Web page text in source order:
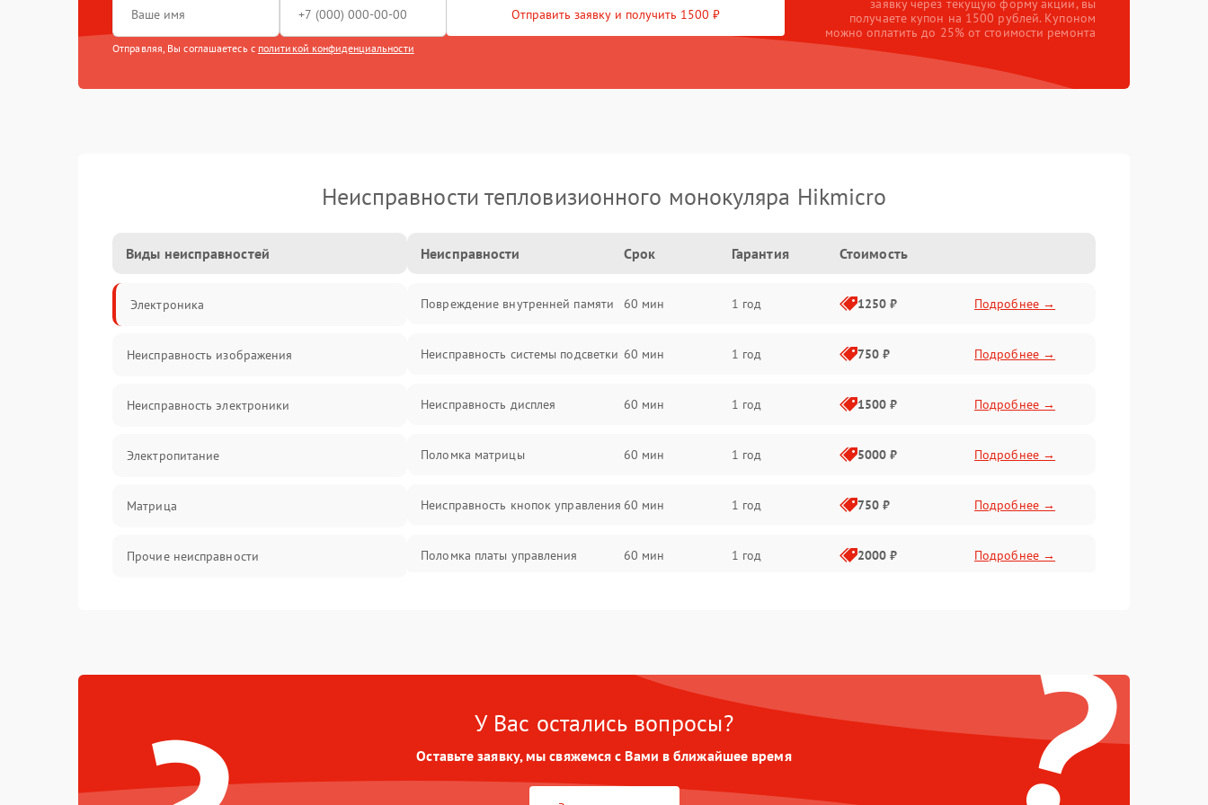
Отправить заявку и получить 1500 ₽
Отправляя, Вы соглашаетесь с политикой конфиденциальности
заявку через текущую форму акции, вы
получаете купон на 1500 рублей. Купоном
можно оплатить до 25% от стоимости ремонта
Неисправности тепловизионного монокуляра Hikmicro
Виды неисправностей
Электроника
Неисправность изображения
Неисправность электроники
Электропитание
Матрица
Прочие неисправности
Оптика
Неисправности Срок Гарантия Стоимость
Повреждение внутренней памяти 60 мин 1 год 1250 ₽ Подробнее →
Неисправность системы подсветки 60 мин 1 год 750 ₽ Подробнее →
Неисправность дисплея 60 мин 1 год 1500 ₽ Подробнее →
Поломка матрицы 60 мин 1 год 5000 ₽ Подробнее →
Неисправность кнопок управления 60 мин 1 год 750 ₽ Подробнее →
Поломка платы управления 60 мин 1 год 2000 ₽ Подробнее →
Поломка разъема для зарядки 60 мин 1 год 500 ₽
Подробнее →
?
У Вас остались вопросы?
Оставьте заявку, мы свяжемся с Вами в ближайшее время